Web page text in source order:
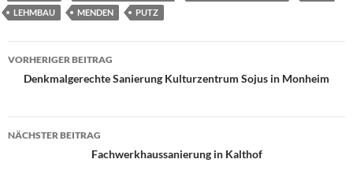
LEHMBAU
MENDEN PUTZ
Beitragsnavigation
VORHERIGER BEITRAG
Denkmalgerechte Sanierung Kulturzentrum Sojus in Monheim
NÄCHSTER BEITRAG
Fachwerkhaussanierung in Kalthof